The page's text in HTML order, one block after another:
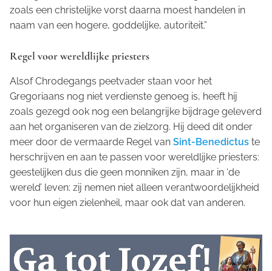
zoals een christelijke vorst daarna moest handelen in
naam van een hogere, goddelijke, autoriteit.”
Regel voor wereldlijke priesters
Alsof Chrodegangs peetvader staan voor het
Gregoriaans nog niet verdienste genoeg is, heeft hij
zoals gezegd ook nog een belangrijke bijdrage geleverd
aan het organiseren van de zielzorg. Hij deed dit onder
meer door de vermaarde Regel van Sint-Benedictus te
herschrijven en aan te passen voor wereldlijke priesters:
geestelijken dus die geen monniken zijn, maar in ‘de
wereld’ leven: zij nemen niet alleen verantwoordelijkheid
voor hun eigen zielenheil, maar ook dat van anderen.